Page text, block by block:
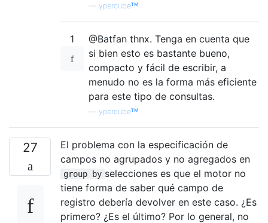
ypercubeᵀᴹ
1
@Batfan thnx. Tenga en cuenta que
si bien esto es bastante bueno,
compacto y fácil de escribir, a
menudo no es la forma más eficiente
para este tipo de consultas.
ypercubeᵀᴹ
27
El problema con la especificación de
campos no agrupados y no agregados en
group by selecciones es que el motor no
tiene forma de saber qué campo de
registro debería devolver en este caso. ¿Es
primero? ¿Es el último? Por lo general, no